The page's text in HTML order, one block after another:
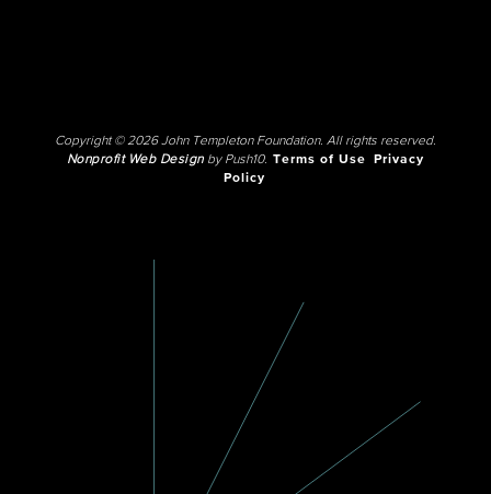
Copyright © 2026 John Templeton Foundation. All rights reserved.
Nonprofit Web Designby Push10. Terms of Use
Privacy
Policy